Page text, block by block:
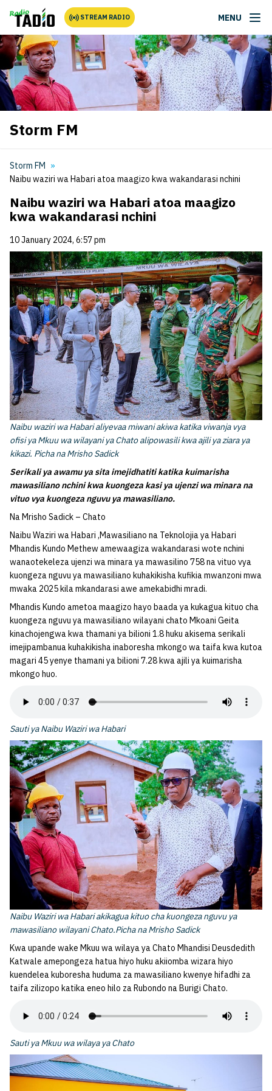
STREAM RADIO MENU
Storm FM
Storm FM
Naibu waziri wa Habari atoa maagizo kwa wakandarasi nchini
Naibu waziri wa Habari atoa maagizo
kwa wakandarasi nchini
10 January 2024, 6:57 pm
Naibu waziri wa Habari aliyevaa miwani akiwa katika viwanja vya
ofisi ya Mkuu wa wilayani ya Chato alipowasili kwa ajili ya ziara ya
kikazi. Picha na Mrisho Sadick
Serikali ya awamu ya sita imejidhatiti katika kuimarisha
mawasiliano nchini kwa kuongeza kasi ya ujenzi wa minara na
vituo vya kuongeza nguvu ya mawasiliano.
Na Mrisho Sadick – Chato
Naibu Waziri wa Habari ,Mawasiliano na Teknolojia ya Habari
Mhandis Kundo Methew amewaagiza wakandarasi wote nchini
wanaotekeleza ujenzi wa minara ya mawasilino 758 na vituo vya
kuongeza nguvu ya mawasiliano kuhakikisha kufikia mwanzoni mwa
mwaka 2025 kila mkandarasi awe amekabidhi mradi.
Mhandis Kundo ametoa maagizo hayo baada ya kukagua kituo cha
kuongeza nguvu ya mawasiliano wilayani chato Mkoani Geita
kinachojengwa kwa thamani ya bilioni 1.8 huku akisema serikali
imejipambanua kuhakikisha inaboresha mkongo wa taifa kwa kutoa
magari 45 yenye thamani ya bilioni 7.28 kwa ajili ya kuimarisha
mkongo huo.
Sauti ya Naibu Waziri wa Habari
Naibu Waziri wa Habari akikagua kituo cha kuongeza nguvu ya
mawasiliano wilayani Chato.Picha na Mrisho Sadick
Kwa upande wake Mkuu wa wilaya ya Chato Mhandisi Deusdedith
Katwale amepongeza hatua hiyo huku akiiomba wizara hiyo
kuendelea kuboresha huduma za mawasiliano kwenye hifadhi za
taifa zilizopo katika eneo hilo za Rubondo na Burigi Chato.
Sauti ya Mkuu wa wilaya ya Chato